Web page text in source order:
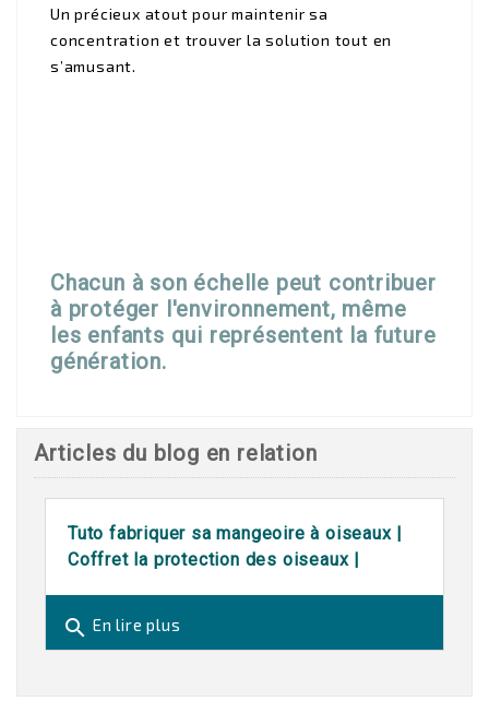
Un précieux atout pour maintenir sa
concentration et trouver la solution tout en
s’amusant.
Chacun à son échelle peut contribuer
à protéger l'environnement, même
les enfants qui représentent la future
génération.
Articles du blog en relation
Tuto fabriquer sa mangeoire à oiseaux |
Coffret la protection des oiseaux |
search En lire plus